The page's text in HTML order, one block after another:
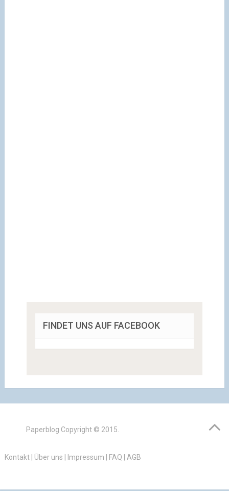
FINDET UNS AUF FACEBOOK
Paperblog Copyright © 2015.
Kontakt| Über uns Impressum FAQ AGB